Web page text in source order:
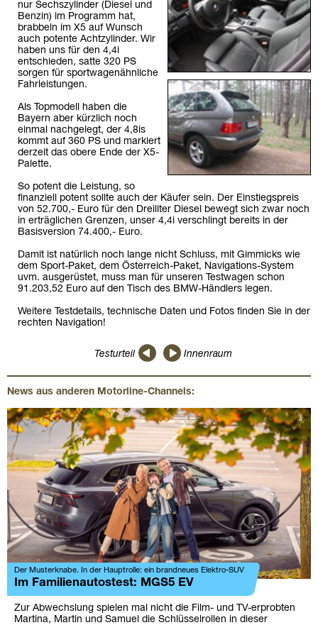
nur Sechszylinder (Diesel und
Benzin) im Programm hat,
brabbeln im X5 auf Wunsch
auch potente Achtzylinder. Wir
haben uns für den 4,4i
entschieden, satte 320 PS
sorgen für sportwagenähnliche
Fahrleistungen.
Als Topmodell haben die
Bayern aber kürzlich noch
einmal nachgelegt, der 4,8is
kommt auf 360 PS und markiert
derzeit das obere Ende der X5-
Palette.
So potent die Leistung, so
finanziell potent sollte auch der Käufer sein. Der Einstiegspreis
von 52.700,- Euro für den Dreiliter Diesel bewegt sich zwar noch
in erträglichen Grenzen, unser 4,4i verschlingt bereits in der
Basisversion 74.400,- Euro.
Damit ist natürlich noch lange nicht Schluss, mit Gimmicks wie
dem Sport-Paket, dem Österreich-Paket, Navigations-System
uvm. ausgerüstet, muss man für unseren Testwagen schon
91.203,52 Euro auf den Tisch des BMW-Händlers legen.
Weitere Testdetails, technische Daten und Fotos finden Sie in der
rechten Navigation!
Testurteil Innenraum
News aus anderen Motorline-Channels:
Der Musterknabe. In der Hauptrolle: ein brandneues Elektro-SUV
Im Familienautostest: MGS5 EV
Zur Abwechslung spielen mal nicht die Film- und TV-erprobten
Martina, Martin und Samuel die Schlüsselrollen in dieser